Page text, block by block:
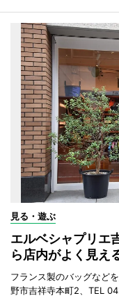
見る・遊ぶ
エルベシャプリエ
ら店内がよく見え
フランス製のバッグなど
野市吉祥寺本町2、TEL